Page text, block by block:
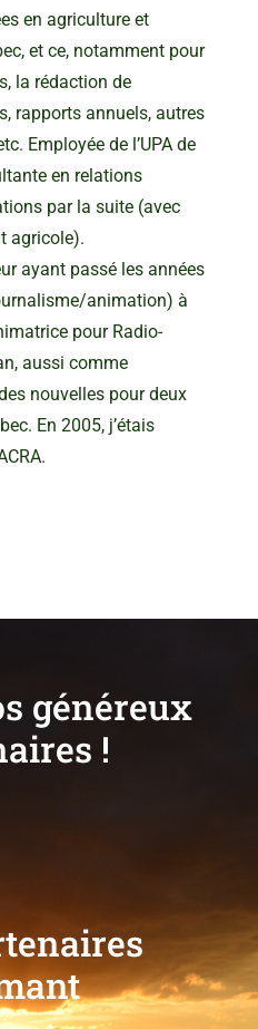
en agriculture et
et ce, notamment pour
la rédaction de
rapports annuels, autres
Employée de l’UPA de
en relations
par la suite (avec
agricole).
ayant passé les années
animation) à
pour Radio-
aussi comme
nouvelles pour deux
En 2005, j’étais
généreux
!